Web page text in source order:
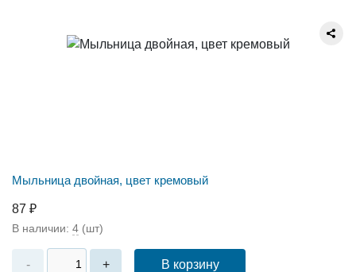
Мыльница двойная, цвет кремовый
87 ₽
В наличии: 4 (шт)
- + В корзину